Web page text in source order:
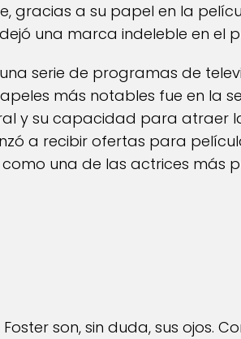
gracias a su papel en la
una marca indeleble en el
serie de programas de
más notables fue en la
y su capacidad para atraer
a recibir ofertas para
una de las actrices más
son, sin duda, sus ojos.